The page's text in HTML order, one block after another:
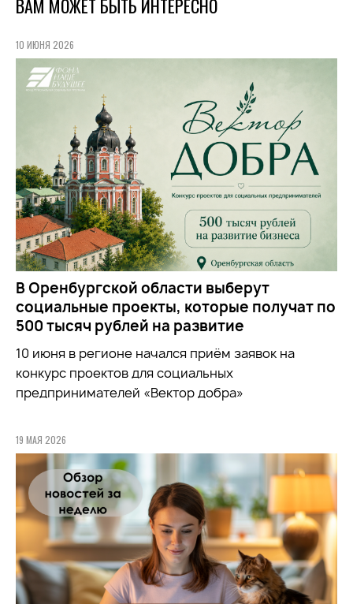
ВАМ МОЖЕТ БЫТЬ ИНТЕРЕСНО
10 ИЮНЯ 2026
В Оренбургской области выберут
социальные проекты, которые получат по
500 тысяч рублей на развитие
10 июня в регионе начался приём заявок на
конкурс проектов для социальных
предпринимателей «Вектор добра»
19 МАЯ 2026